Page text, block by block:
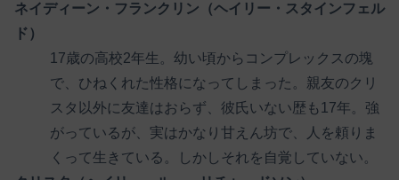
ネイディーン・フランクリン（ヘイリー・スタインフェル
ド）
17歳の高校2年生。幼い頃からコンプレックスの塊
で、ひねくれた性格になってしまった。親友のクリ
スタ以外に友達はおらず、彼氏いない歴も17年。強
がっているが、実はかなり甘えん坊で、人を頼りま
くって生きている。しかしそれを自覚していない。